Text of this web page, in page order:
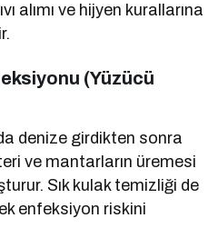
alımı ve hijyen kurallarına
(Yüzücü
denize girdikten sonra
ve mantarların üremesi
Sık kulak temizliği de
enfeksiyon riskini